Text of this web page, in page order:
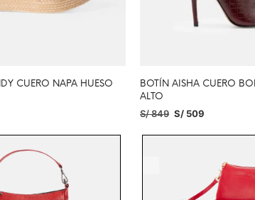
CUERO NAPA HUESO
BOTÍN AISHA CUERO
ALTO
S/849 S/ 509
SELECCIONAR OPCIONES